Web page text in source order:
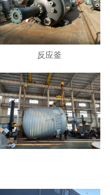
反应釜